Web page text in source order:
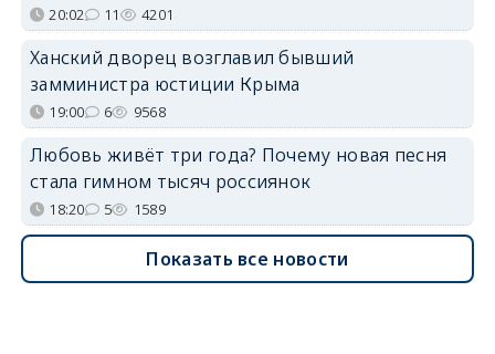
20:02 11 4201
Ханский дворец возглавил бывший
замминистра юстиции Крыма
19:00 6 9568
Любовь живёт три года? Почему новая песня
стала гимном тысяч россиянок
18:20 5 1589
Показать все новости